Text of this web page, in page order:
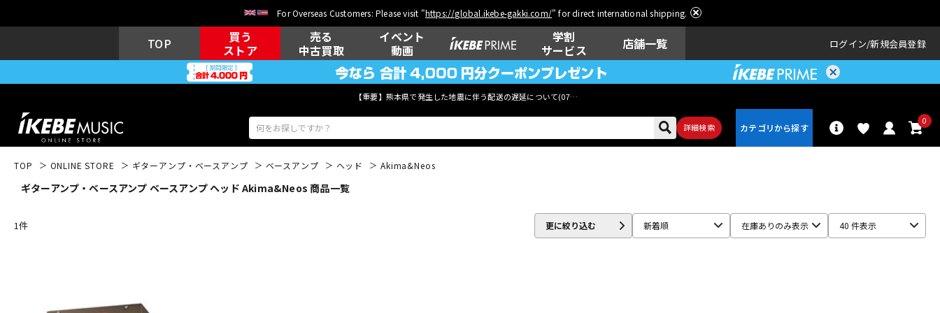
For Overseas Customers: Please visit "https://global.ikebe-gakki.com/" for direct international shipping.
TOP
買う
ストア
売る
中古買取
イベント
動画
学割
サービス
店舗一覧 ログイン 新規会員登録
【重要】熊本県で発生した地震に伴う配送の遅延について(07月29日
詳細検索
0
アコギ/エレ
TOP ONLINE STORE ギターアンプ・ベースアンプ ベースアンプ ヘッド Akima&Neos
ギターアンプ・ベースアンプ ベースアンプ ヘッド Akima&Neos 商品一覧
1件 更に絞り込む 新着順 在庫ありのみ表示 40 件表示